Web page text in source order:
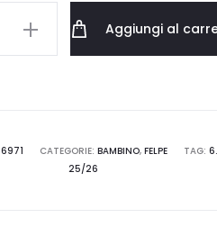
Aggiungi al
CATEGORIE: BAMBINO, FELPE TAG:
25/26